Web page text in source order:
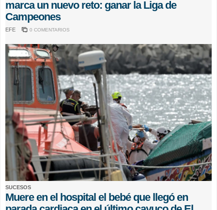
marca un nuevo reto: ganar la Liga de
Campeones
EFE 0 COMENTARIOS
SUCESOS
Muere en el hospital el bebé que llegó en